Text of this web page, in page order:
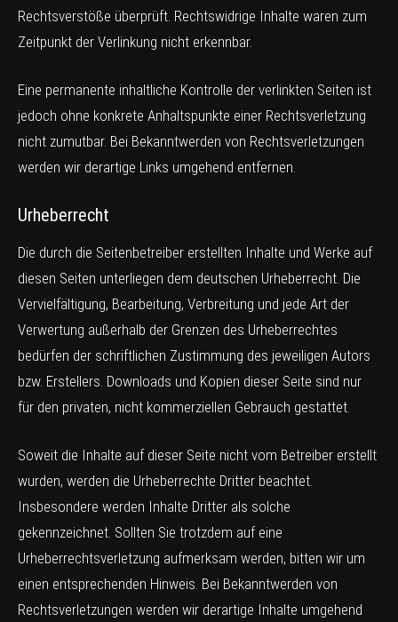
Rechtsverstöße überprüft. Rechtswidrige Inhalte waren zum
Zeitpunkt der Verlinkung nicht erkennbar.
Eine permanente inhaltliche Kontrolle der verlinkten Seiten ist
jedoch ohne konkrete Anhaltspunkte einer Rechtsverletzung
nicht zumutbar. Bei Bekanntwerden von Rechtsverletzungen
werden wir derartige Links umgehend entfernen.
Urheberrecht
Die durch die Seitenbetreiber erstellten Inhalte und Werke auf
diesen Seiten unterliegen dem deutschen Urheberrecht. Die
Vervielfältigung, Bearbeitung, Verbreitung und jede Art der
Verwertung außerhalb der Grenzen des Urheberrechtes
bedürfen der schriftlichen Zustimmung des jeweiligen Autors
bzw. Erstellers. Downloads und Kopien dieser Seite sind nur
für den privaten, nicht kommerziellen Gebrauch gestattet.
Soweit die Inhalte auf dieser Seite nicht vom Betreiber erstellt
wurden, werden die Urheberrechte Dritter beachtet.
Insbesondere werden Inhalte Dritter als solche
gekennzeichnet. Sollten Sie trotzdem auf eine
Urheberrechtsverletzung aufmerksam werden, bitten wir um
einen entsprechenden Hinweis. Bei Bekanntwerden von
Rechtsverletzungen werden wir derartige Inhalte umgehend